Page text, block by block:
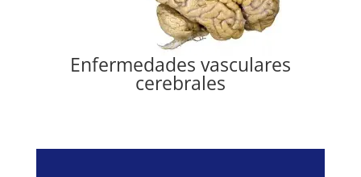
Enfermedades vasculares
cerebrales